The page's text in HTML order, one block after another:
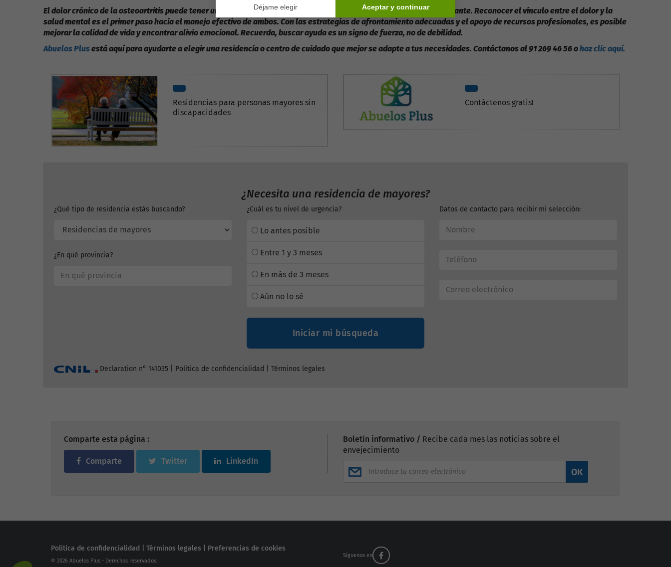
El dolor crónico de la osteoartritis puede tener un impacto profundo en la salud mental, pero no tiene que ser debilitante. Reconocer el vínculo entre el dolor y la
salud mental es el primer paso hacia el manejo efectivo de ambos. Con las estrategias de afrontamiento adecuadas y el apoyo de recursos profesionales, es posible
mejorar la calidad de vida y encontrar alivio emocional. Recuerda, buscar ayuda es un signo de fuerza, no de debilidad.
Abuelos Plus está aquí para ayudarte a elegir una residencia o centro de cuidado que mejor se adapte a tus necesidades. Contáctanos al 91 269 46 56 ohaz clic aquí.
Residencias para personas mayores sin
discapacidades
Contáctenos gratis!
¿Necesita una residencia de mayores?
¿Qué tipo de residencia estás buscando?
¿En qué provincia?
¿Cuál es tu nivel de urgencia?
Lo antes posible
Entre 1 y 3 meses
En más de 3 meses
Aún no lo sé
Iniciar mi búsqueda
Datos de contacto para recibir mi selección:
Declaration n° 141035 | Politica de confidencialidad Términos legales
Comparte esta página :
Comparte Twitter LinkedIn
Boletín informativo / Recibe cada mes las noticias sobre el
envejecimiento
OK
Síguenos en
Politica de confidencialidad Términos legales Preferencias de cookies
© 2026 Abuelos Plus - Derechos reservados.